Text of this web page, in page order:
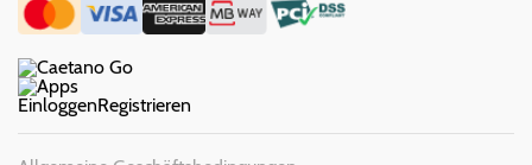
EinloggenRegistrieren